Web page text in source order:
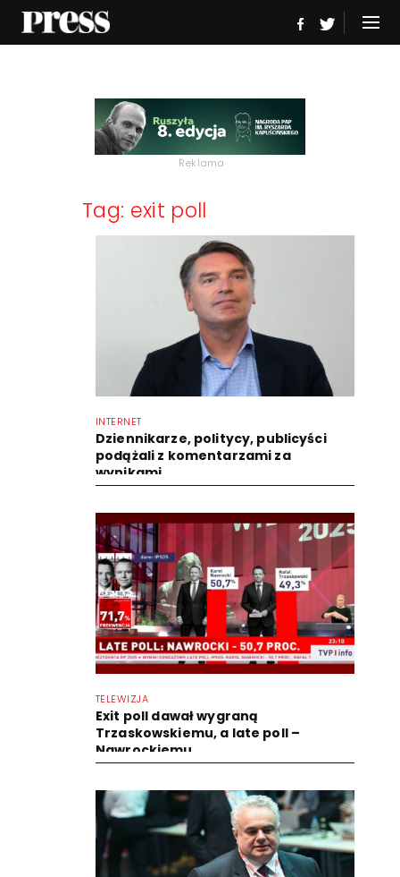
Reklama
Tag: exit poll
INTERNET
Dziennikarze, politycy, publicyści
podążali z komentarzami za
wynikami
TELEWIZJA
Exit poll dawał wygraną
Trzaskowskiemu, a late poll –
Nawrockiemu